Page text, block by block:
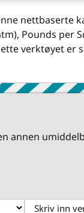
nettbaserte
Pounds per
verktøyet
annen